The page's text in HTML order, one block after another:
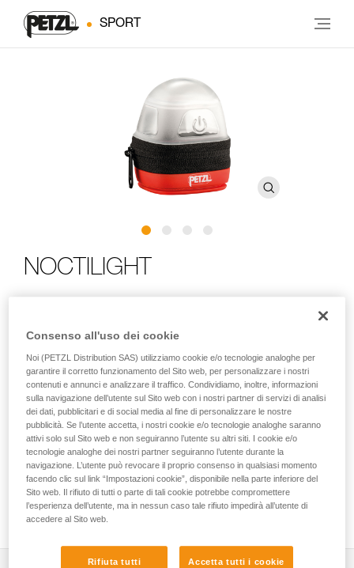
SPORT
NOCTILIGHT
modalità lanterna
NOCTILIGHT è una custodia protettiva di diffusione della
luce per le lampade frontali compatte Petzl. Una lampada
posta all’interno diventa una lanterna con varie possibilità di
utilizzo: posizionata a terra, sospesa in tenda, fissata su
cintura...
Cerchi la migliore lampada frontale per le tue attività?
ACCEDI ALLA GUIDA PER LA SCELTA
Consenso all'uso dei cookie
Noi (PETZL Distribution SAS) utilizziamo cookie e/o tecnologie analoghe per
garantire il corretto funzionamento del Sito web, per personalizzare i nostri
contenuti e annunci e analizzare il traffico. Condividiamo, inoltre, informazioni
sulla navigazione dell’utente sul Sito web con i nostri partner di servizi di analisi
dei dati, pubblicitari e di social media al fine di personalizzare le nostre
pubblicità. Se l’utente accetta, i nostri cookie e/o tecnologie analoghe saranno
attivi solo sul Sito web e non seguiranno l’utente su altri siti. I cookie e/o
tecnologie analoghe dei nostri partner seguiranno l’utente durante la
navigazione. L’utente può revocare il proprio consenso in qualsiasi momento
facendo clic sul link “Impostazioni cookie”, disponibile nella parte inferiore del
Sito web. Il rifiuto di tutti o parte di tali cookie potrebbe compromettere
l’esperienza dell’utente, ma in nessun caso tale rifiuto impedirà all’utente di
accedere al Sito web.
Rifiuta tutti Accetta tutti i cookie